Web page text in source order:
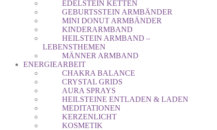
EDELSTEIN KETTEN
GEBURTSSTEIN ARMBÄNDER
MINI DONUT ARMBÄNDER
KINDERARMBAND
HEILSTEIN ARMBAND –
LEBENSTHEMEN
MÄNNER ARMBAND
ENERGIEARBEIT
CHAKRA BALANCE
CRYSTAL GRIDS
AURA SPRAYS
HEILSTEINE ENTLADEN & LADEN
MEDITATIONEN
KERZENLICHT
KOSMETIK